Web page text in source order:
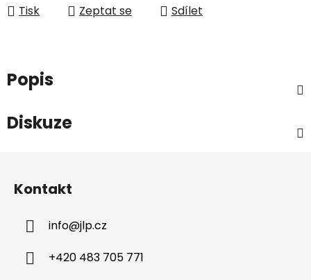
Tisk Zeptat se Sdílet
Popis
Diskuze
Kontakt
info@jlp.cz
+420 483 705 771